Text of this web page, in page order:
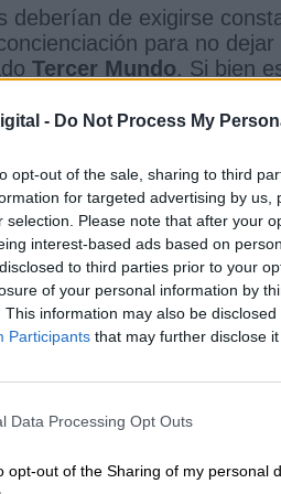
- Do Not Process My
opt-out of the sale, sharing to third
for targeted advertising by
selection. Please note that after your
interest-based ads based on
to third parties prior to your
of your personal information by
This information may also be
Participants that may further disclose
Data Processing Opt Outs
opt-out of the Sharing of my personal
deberían de exigirse
para no
Tercer Mundo. Si bien
de Naciones Unidas, el
Cruz Roja y otras, lo
por salvar a un
del riesgo de
su mundo seguro,
de la Infancia 20 de
RELACIONADAS